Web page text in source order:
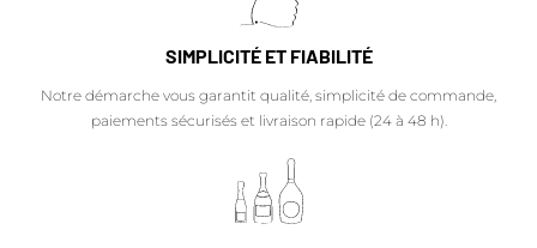
SIMPLICITÉ ET FIABILITÉ
Notre démarche vous garantit qualité, simplicité de commande,
paiements sécurisés et livraison rapide (24 à 48 h).